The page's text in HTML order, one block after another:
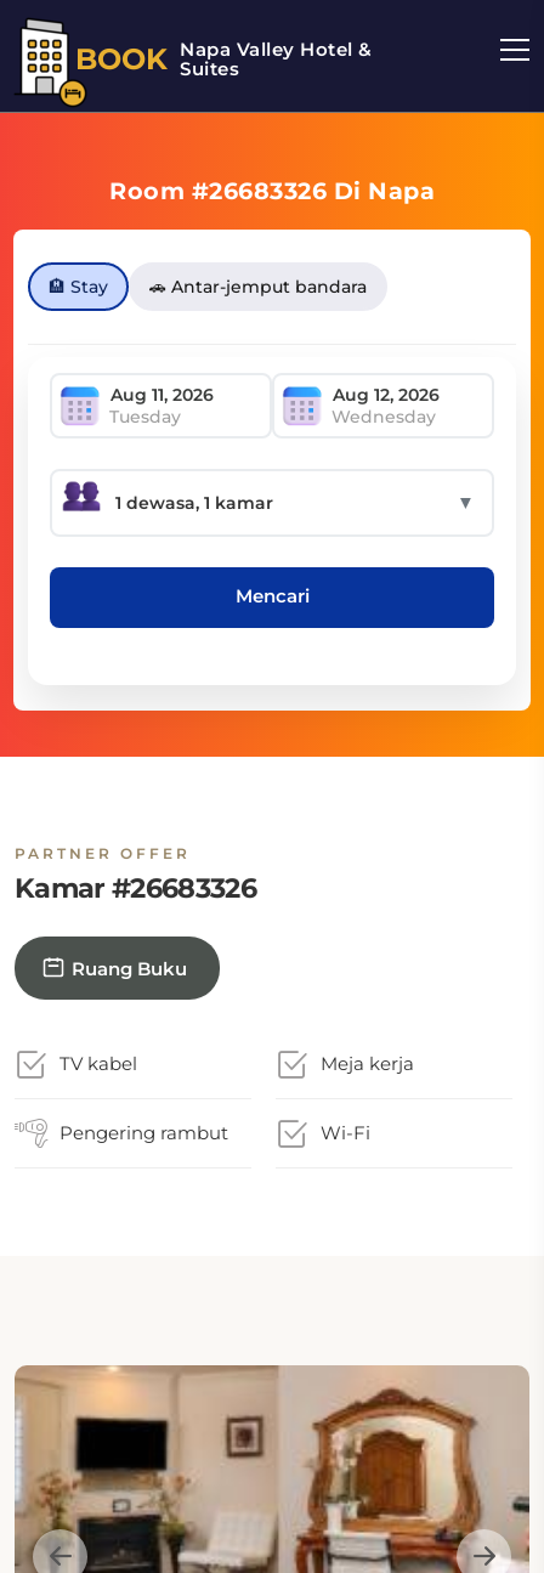
BOOK Napa Valley Hotel &
Suites
Room #26683326 Di Napa
🏨 Stay 🚗 Antar-jemput bandara
Tuesday Wednesday
▼
Mencari
PARTNER OFFER
Kamar #26683326
Ruang Buku
TV kabel Meja kerja
Pengering rambut Wi-Fi